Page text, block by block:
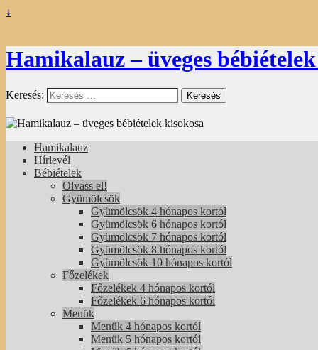
↓
Hamikalauz – üveges
Keresés:
Hamikalauz
Hírlevél
Bébiételek
Olvass el!
Gyümölcsök
Gyümölcsök 4 hónapos kortól
Gyümölcsök 6 hónapos kortól
Gyümölcsök 7 hónapos kortól
Gyümölcsök 8 hónapos kortól
Gyümölcsök 10 hónapos kortól
Főzelékek
Főzelékek 4 hónapos kortól
Főzelékek 6 hónapos kortól
Menük
Menük 4 hónapos kortól
Menük 5 hónapos kortól